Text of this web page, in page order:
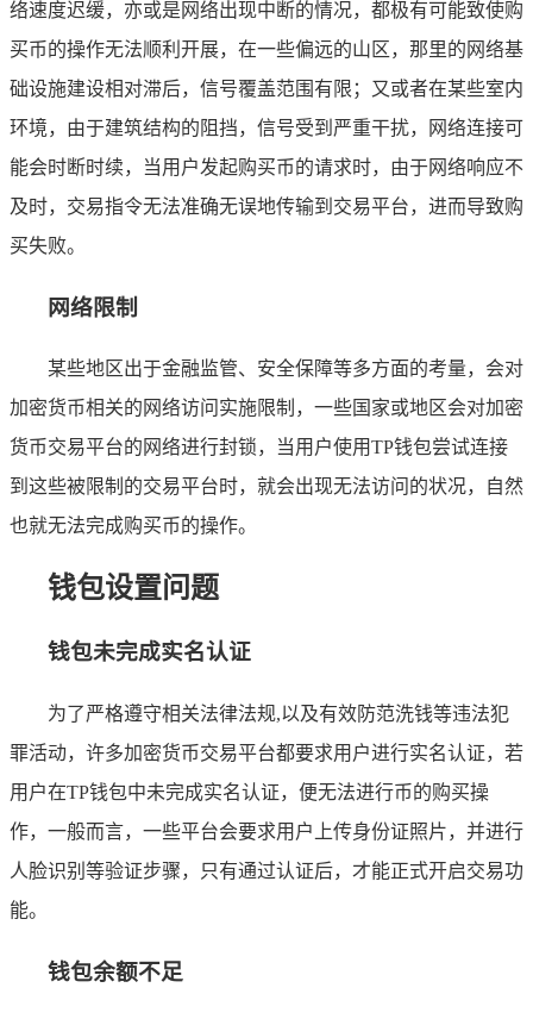
络速度迟缓，亦或是网络出现中断的情况，都极有可能致使购
买币的操作无法顺利开展，在一些偏远的山区，那里的网络基
础设施建设相对滞后，信号覆盖范围有限；又或者在某些室内
环境，由于建筑结构的阻挡，信号受到严重干扰，网络连接可
能会时断时续，当用户发起购买币的请求时，由于网络响应不
及时，交易指令无法准确无误地传输到交易平台，进而导致购
买失败。
网络限制
某些地区出于金融监管、安全保障等多方面的考量，会对
加密货币相关的网络访问实施限制，一些国家或地区会对加密
货币交易平台的网络进行封锁，当用户使用TP钱包尝试连接
到这些被限制的交易平台时，就会出现无法访问的状况，自然
也就无法完成购买币的操作。
钱包设置问题
钱包未完成实名认证
为了严格遵守相关法律法规,以及有效防范洗钱等违法犯
罪活动，许多加密货币交易平台都要求用户进行实名认证，若
用户在TP钱包中未完成实名认证，便无法进行币的购买操
作，一般而言，一些平台会要求用户上传身份证照片，并进行
人脸识别等验证步骤，只有通过认证后，才能正式开启交易功
能。
钱包余额不足